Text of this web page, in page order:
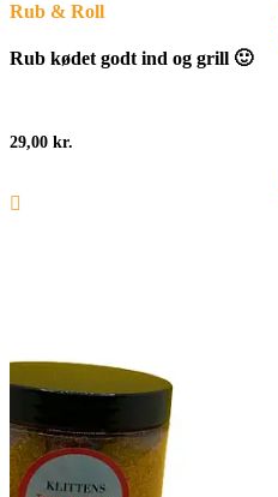
Rub & Roll
Rub kødet godt ind og grill 🙂
29,00 kr.